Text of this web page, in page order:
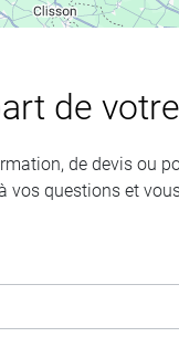
de
de devis ou
vos questions et